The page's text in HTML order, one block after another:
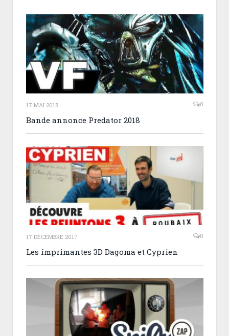
17 MAI 2018 0
Bande annonce Predator 2018
17 DÉCEMBRE 2017 0
Les imprimantes 3D Dagoma et Cyprien